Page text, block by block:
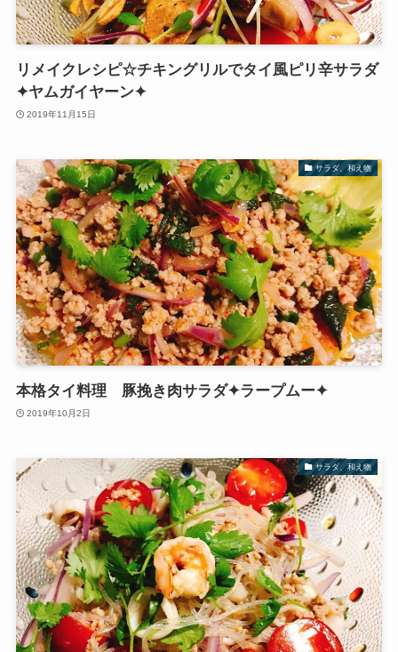
リメイクレシピ☆チキングリルでタイ風ピリ辛サラダ
✦ヤムガイヤーン✦
2019年11月15日
サラダ、和え物
本格タイ料理 豚挽き肉サラダ✦ラープムー✦
2019年10月2日
サラダ、和え物